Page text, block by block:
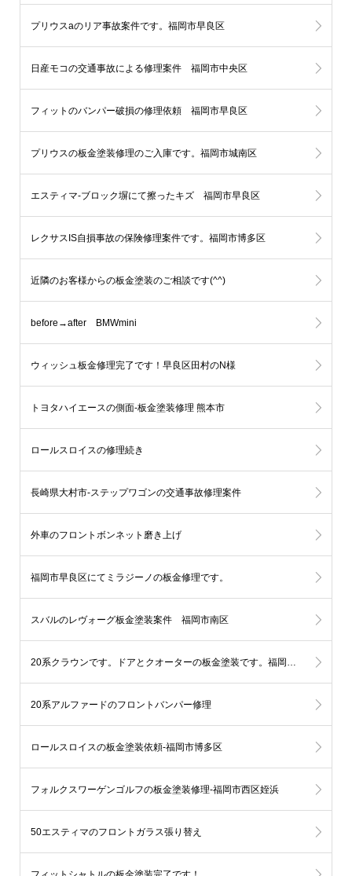
プリウスaのリア事故案件です。福岡市早良区
日産モコの交通事故による修理案件 福岡市中央区
フィットのバンパー破損の修理依頼 福岡市早良区
プリウスの板金塗装修理のご入庫です。福岡市城南区
エスティマ-ブロック塀にて擦ったキズ 福岡市早良区
レクサスIS自損事故の保険修理案件です。福岡市博多区
近隣のお客様からの板金塗装のご相談です(^^)
before→after BMWmini
ウィッシュ板金修理完了です！早良区田村のN様
トヨタハイエースの側面-板金塗装修理 熊本市
ロールスロイスの修理続き
長崎県大村市-ステップワゴンの交通事故修理案件
外車のフロントボンネット磨き上げ
福岡市早良区にてミラジーノの板金修理です。
スバルのレヴォーグ板金塗装案件 福岡市南区
20系クラウンです。ドアとクオーターの板金塗装です。福岡市中央区
20系アルファードのフロントバンパー修理
ロールスロイスの板金塗装依頼-福岡市博多区
フォルクスワーゲンゴルフの板金塗装修理-福岡市西区姪浜
50エスティマのフロントガラス張り替え